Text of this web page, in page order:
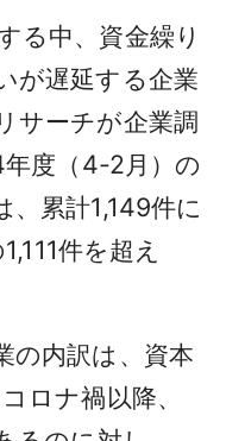
る中、資金繰り
が遅延する企業
サーチが企業調
度（4-2月）の
、累計1,149件に
件を超え
の内訳は、資本
ロナ禍以降、